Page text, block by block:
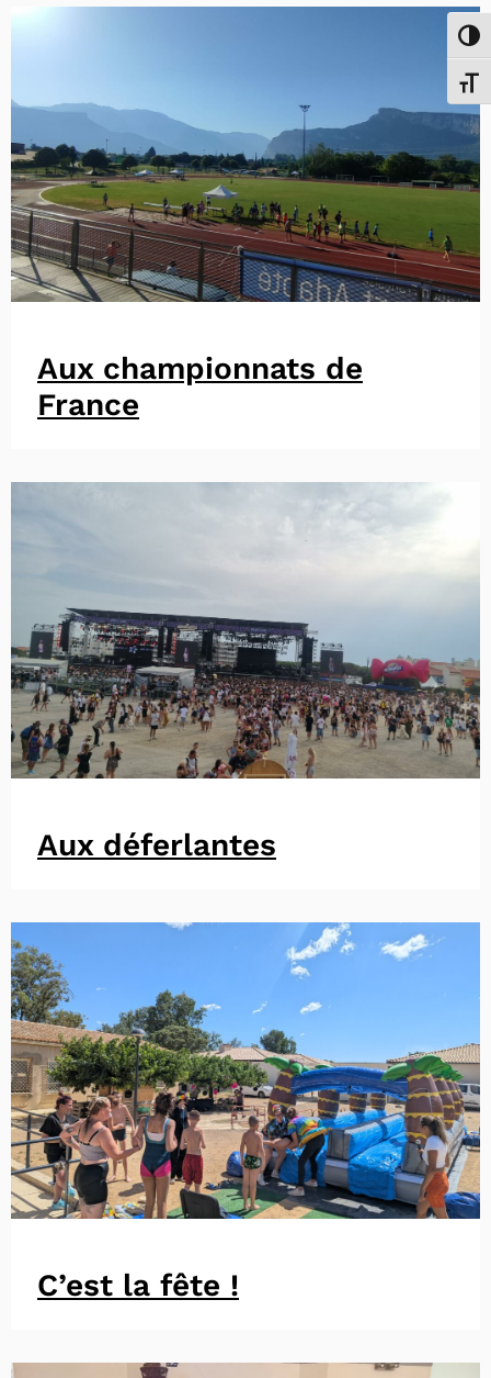
Aux championnats de
France
Aux déferlantes
C’est la fête !